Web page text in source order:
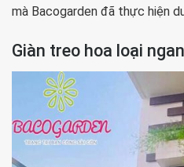
mà Bacogarden đã thực hiện
Giàn treo hoa loại